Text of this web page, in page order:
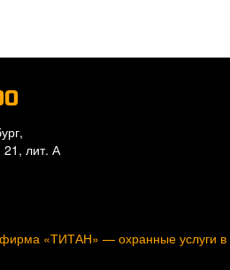
лит. А
фирма «ТИТАН» — охранные услуги